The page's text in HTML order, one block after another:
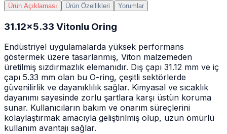
Ürün Açıklaması Ürün Özellikleri Yorumlar
31.12x5.33 Vitonlu Oring
Endüstriyel uygulamalarda yüksek performans
göstermek üzere tasarlanmış, Viton malzemeden
üretilmiş sızdırmazlık elemanıdır. Dış çapı 31.12 mm ve iç
çapı 5.33 mm olan bu O-ring, çeşitli sektörlerde
güvenilirlik ve dayanıklılık sağlar. Kimyasal ve sıcaklık
dayanımı sayesinde zorlu şartlara karşı üstün koruma
sunar. Kullanıcıların bakım ve onarım süreçlerini
kolaylaştırmak amacıyla geliştirilmiş olup, uzun ömürlü
kullanım avantajı sağlar.